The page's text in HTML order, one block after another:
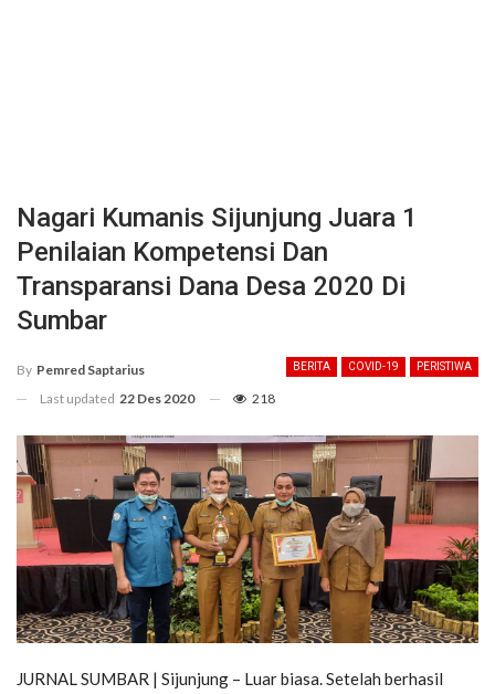
Nagari Kumanis Sijunjung Juara 1
Penilaian Kompetensi Dan
Transparansi Dana Desa 2020 Di
Sumbar
BERITA COVID-19 PERISTIWA
By Pemred Saptarius
Last updated 22 Des 2020 218
JURNAL SUMBAR | Sijunjung – Luar biasa. Setelah berhasil